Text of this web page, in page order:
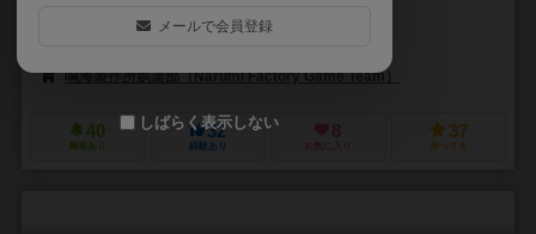
はむお（Hamuo）
鳴海製作所娯楽部（Narumi Factory Game Team）
40
興味あり
32
経験あり
8
お気に入り
37
持ってる
メールで会員登録
しばらく表示しない